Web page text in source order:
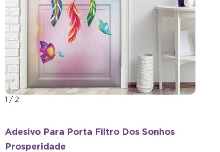
1 / 2
Adesivo Para Porta Filtro Dos Sonhos
Prosperidade